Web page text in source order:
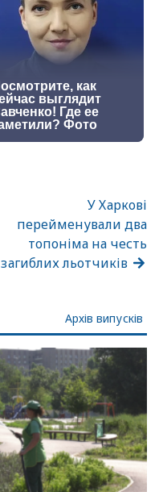
У Харкові
перейменували два
топоніма на честь
загиблих льотчиків
Архів випусків